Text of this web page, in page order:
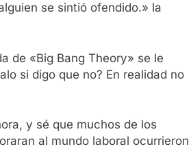
se sintió ofendido.» la
de «Big Bang Theory» se le
si digo que no? En realidad no
y sé que muchos de los
al mundo laboral ocurrieron